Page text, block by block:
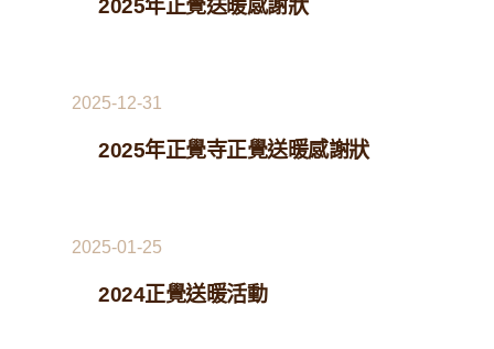
2025年正覺送暖感謝狀
2025-12-31
2025年正覺寺正覺送暖感謝狀
2025-01-25
2024正覺送暖活動